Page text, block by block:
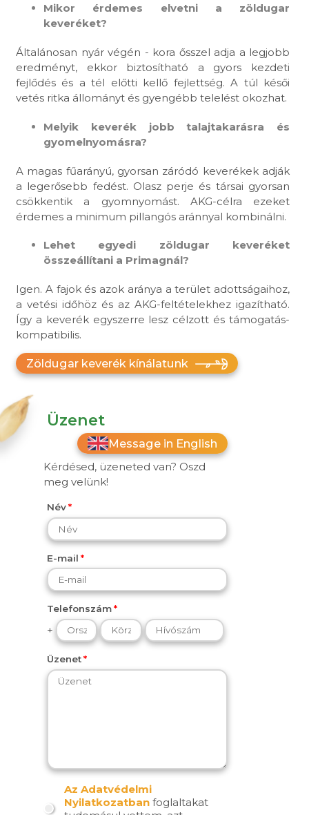
Mikor érdemes elvetni a zöldugar
keveréket?
Általánosan nyár végén - kora ősszel adja a legjobb
eredményt, ekkor biztosítható a gyors kezdeti
fejlődés és a tél előtti kellő fejlettség. A túl késői
vetés ritka állományt és gyengébb telelést okozhat.
Melyik keverék jobb talajtakarásra és
gyomelnyomásra?
A magas fűarányú, gyorsan záródó keverékek adják
a legerősebb fedést. Olasz perje és társai gyorsan
csökkentik a gyomnyomást. AKG-célra ezeket
érdemes a minimum pillangós aránnyal kombinálni.
Lehet egyedi zöldugar keveréket
összeállítani a Primagnál?
Igen. A fajok és azok aránya a terület adottságaihoz,
a vetési időhöz és az AKG-feltételekhez igazítható.
Így a keverék egyszerre lesz célzott és támogatás-
kompatibilis.
Zöldugar keverék kínálatunk
Üzenet
Message in English
Kérdésed, üzeneted van? Oszd
meg velünk!
Név
E-mail
Telefonszám
+
Üzenet
Az Adatvédelmi
Nyilatkozatban foglaltakat